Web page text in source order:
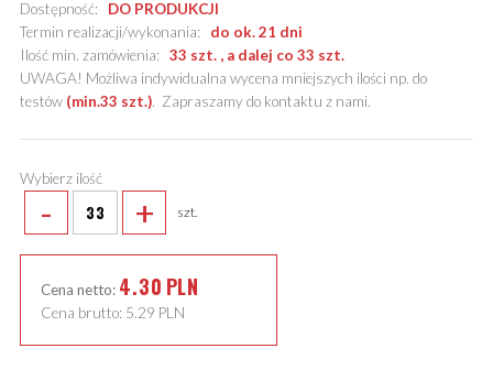
Dostępność: DO PRODUKCJI
Termin realizacji/wykonania: do ok. 21 dni
Ilość min. zamówienia: 33 szt. , a dalej co 33 szt.
UWAGA! Możliwa indywidualna wycena mniejszych ilości np. do
testów (min.33 szt.). Zapraszamy do kontaktu z nami.
Wybierz ilość
- + szt.
Cena netto: 4.30 PLN
Cena brutto: 5.29 PLN